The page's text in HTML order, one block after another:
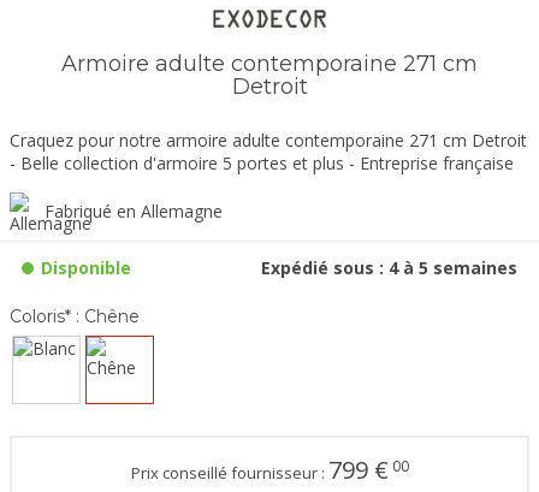
Armoire adulte contemporaine 271 cm
Detroit
Craquez pour notre armoire adulte contemporaine 271 cm Detroit
- Belle collection d'armoire 5 portes et plus - Entreprise française
Fabriqué en Allemagne
Disponible Expédié sous : 4 à 5 semaines
Coloris* : Chêne
Prix conseillé fournisseur : 799 € 00